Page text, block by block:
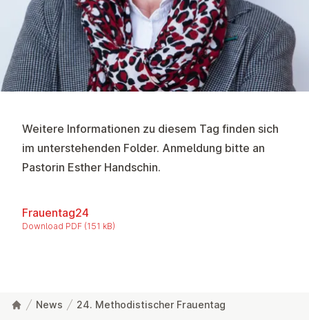
Weitere Informationen zu diesem Tag finden sich
im unterstehenden Folder. Anmeldung bitte an
Pastorin Esther Handschin.
Frauentag24
Download PDF (151 kB)
News 24. Methodistischer Frauentag